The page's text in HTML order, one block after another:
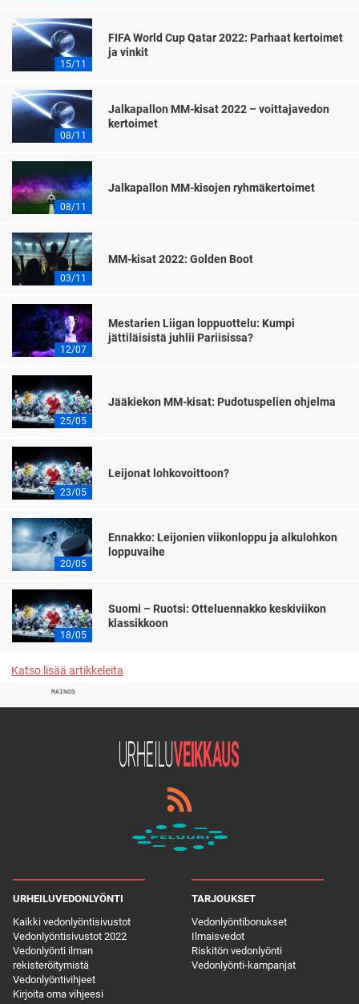
15/11
FIFA World Cup Qatar 2022: Parhaat kertoimet
ja vinkit
08/11
Jalkapallon MM-kisat 2022 – voittajavedon
kertoimet
08/11
Jalkapallon MM-kisojen ryhmäkertoimet
03/11
MM-kisat 2022: Golden Boot
12/07
Mestarien Liigan loppuottelu: Kumpi
jättiläisistä juhlii Pariisissa?
25/05
Jääkiekon MM-kisat: Pudotuspelien ohjelma
23/05
Leijonat lohkovoittoon?
20/05
Ennakko: Leijonien viikonloppu ja alkulohkon
loppuvaihe
18/05
Suomi – Ruotsi: Otteluennakko keskiviikon
klassikkoon
Katso lisää artikkeleita
MAINOS
URHEILUVEDONLYÖNTI
Kaikki vedonlyöntisivustot
Vedonlyöntisivustot 2022
Vedonlyönti ilman
rekisteröitymistä
Vedonlyöntivihjeet
Kirjoita oma vihjeesi
TARJOUKSET
Vedonlyöntibonukset
Ilmaisvedot
Riskitön vedonlyönti
Vedonlyönti-kampanjat